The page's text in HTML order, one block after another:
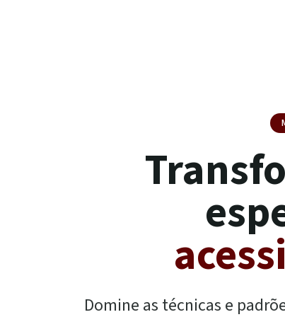
Domine as técnicas e